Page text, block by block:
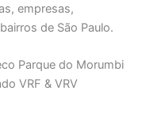
empresas,
de São Paulo.
Parque do Morumbi
VRF & VRV